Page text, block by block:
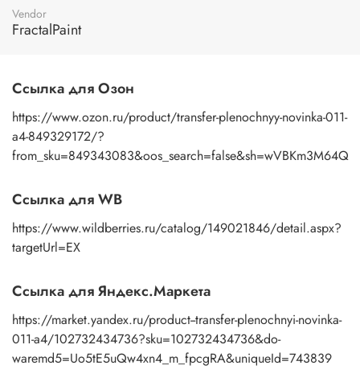
пальцами бумажную основу, сдвигаете ее на себя.
Рисунок остается на изделии. Сразу после нанесения
подойдет акриловый лак на водной основе, матовый,
глянцевый, полуглянцевый.
Vendor
FractalPaint
Ссылка для Озон
https://www.ozon.ru/product/transfer-plenochnyy-novinka-011-
a4-849329172/?
from_sku=849343083&oos_search=false&sh=wVBKm3M64Q
Ссылка для WB
https://www.wildberries.ru/catalog/149021846/detail.aspx?
targetUrl=EX
Ссылка для Яндекс.Маркета
https://market.yandex.ru/product--transfer-plenochnyi-novinka-
011-a4/102732434736?sku=102732434736&do-
waremd5=Uo5tE5uQw4xn4_m_fpcgRA&uniqueId=743839